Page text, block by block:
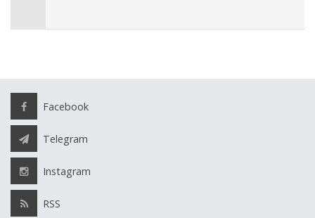
Facebook
Telegram
Instagram
RSS